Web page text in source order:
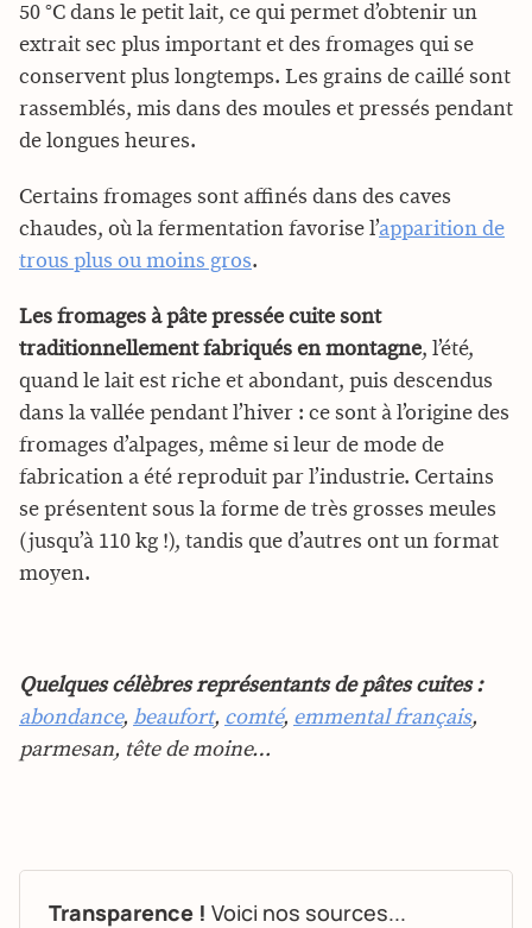
50 °C dans le petit lait, ce qui permet d’obtenir un
extrait sec plus important et des fromages qui se
conservent plus longtemps. Les grains de caillé sont
rassemblés, mis dans des moules et pressés pendant
de longues heures.
Certains fromages sont affinés dans des caves
chaudes, où la fermentation favorise l’apparition de
trous plus ou moins gros.
Les fromages à pâte pressée cuite sont
traditionnellement fabriqués en montagne, l’été,
quand le lait est riche et abondant, puis descendus
dans la vallée pendant l’hiver : ce sont à l’origine des
fromages d’alpages, même si leur de mode de
fabrication a été reproduit par l’industrie. Certains
se présentent sous la forme de très grosses meules
(jusqu’à 110 kg !), tandis que d’autres ont un format
moyen.
Quelques célèbres représentants de pâtes cuites :
abondance, beaufort, comté, emmental français,
parmesan, tête de moine…
Transparence ! Voici nos sources...